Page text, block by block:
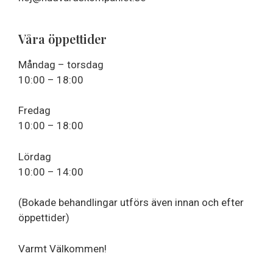
Våra öppettider
Måndag – torsdag
10:00 – 18:00
Fredag
10:00 – 18:00
Lördag
10:00 – 14:00
(Bokade behandlingar utförs även innan och efter
öppettider)
Varmt Välkommen!